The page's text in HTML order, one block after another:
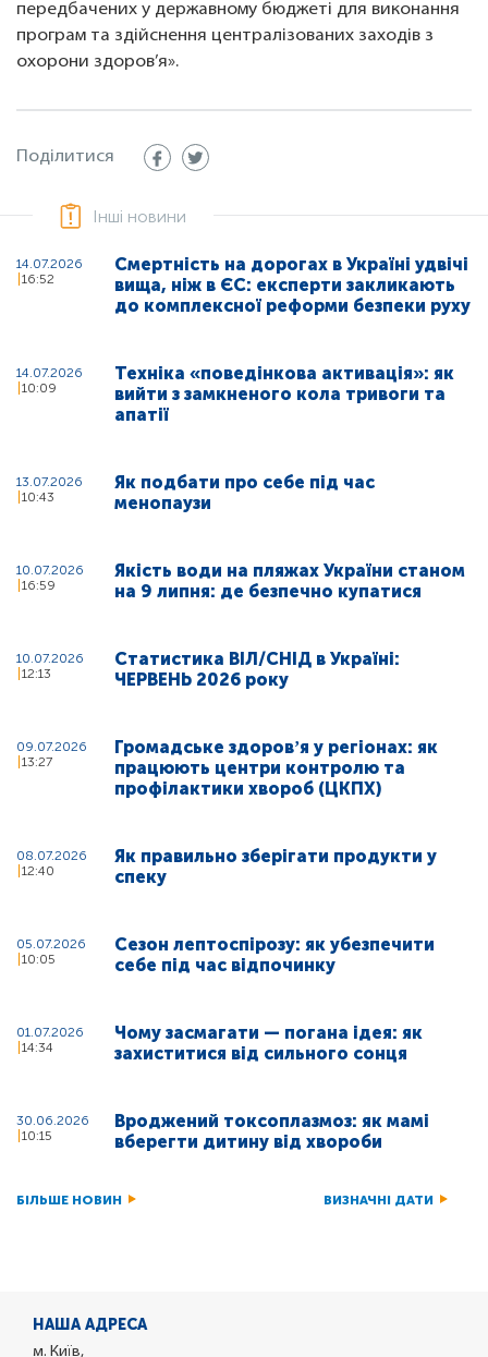
передбачених у державному бюджеті для виконання
програм та здійснення централізованих заходів з
охорони здоров’я».
Поділитися
Інші новини
14.07.2026
16:52
Смертність на дорогах в Україні удвічі
вища, ніж в ЄС: експерти закликають
до комплексної реформи безпеки руху
14.07.2026
10:09
Техніка «поведінкова активація»: як
вийти з замкненого кола тривоги та
апатії
13.07.2026
10:43
Як подбати про себе під час
менопаузи
10.07.2026
16:59
Якість води на пляжах України станом
на 9 липня: де безпечно купатися
10.07.2026
12:13
Статистика ВІЛ/СНІД в Україні:
ЧЕРВЕНЬ 2026 року
09.07.2026
13:27
Громадське здоровʼя у регіонах: як
працюють центри контролю та
профілактики хвороб (ЦКПХ)
08.07.2026
12:40
Як правильно зберігати продукти у
спеку
05.07.2026
10:05
Сезон лептоспірозу: як убезпечити
себе під час відпочинку
01.07.2026
14:34
Чому засмагати — погана ідея: як
захиститися від сильного сонця
30.06.2026
10:15
Вроджений токсоплазмоз: як мамі
вберегти дитину від хвороби
БІЛЬШЕ НОВИН ВИЗНАЧНІ ДАТИ
НАША АДРЕСА
м. Київ,